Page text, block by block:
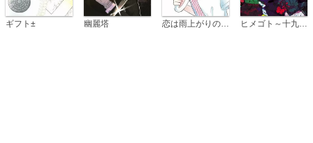
ギフト± 幽麗塔 恋は雨上がりのように ヒメゴト～十九歳の制服～